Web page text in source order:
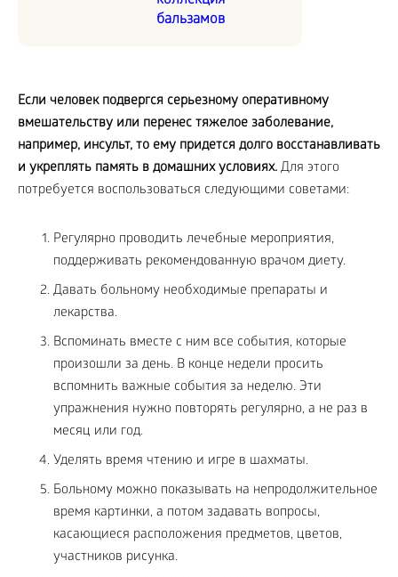
бальзамов
Если человек подвергся серьезному оперативному
вмешательству или перенес тяжелое заболевание,
например, инсульт, то ему придется долго восстанавливать
и укреплять память в домашних условиях. Для этого
потребуется воспользоваться следующими советами:
Регулярно проводить лечебные мероприятия,
поддерживать рекомендованную врачом диету.
Давать больному необходимые препараты и
лекарства.
Вспоминать вместе с ним все события, которые
произошли за день. В конце недели просить
вспомнить важные события за неделю. Эти
упражнения нужно повторять регулярно, а не раз в
месяц или год.
Уделять время чтению и игре в шахматы.
Больному можно показывать на непродолжительное
время картинки, а потом задавать вопросы,
касающиеся расположения предметов, цветов,
участников рисунка.